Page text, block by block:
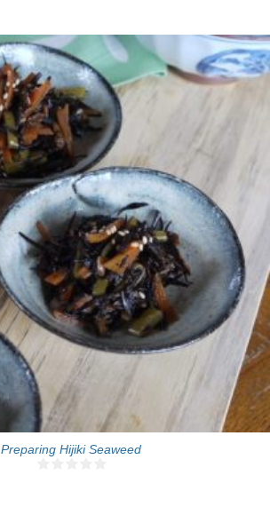
4 people
15 Min
Preparing Hijiki Seaweed